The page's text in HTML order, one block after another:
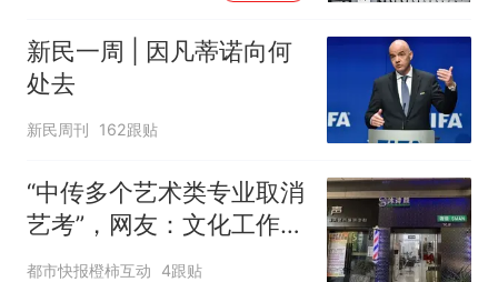
新民一周 | 因凡蒂诺向何
处去
新民周刊 162跟贴
“中传多个艺术类专业取消
艺考”，网友：文化工作者
一定要有文化，这句话的
都市快报橙柿互动 4跟贴